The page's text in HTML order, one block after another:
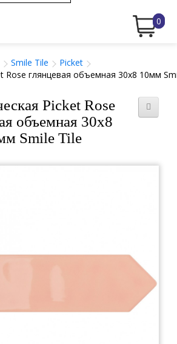
0
Smile Tile
Picket
Rose глянцевая объемная 30x8 10мм
Picket Rose
объемная 30x8
Smile Tile